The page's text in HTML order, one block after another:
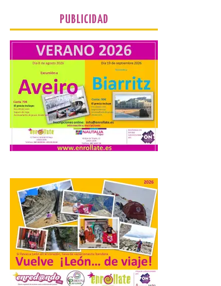
Protección Civil activa la
fase de Preemergencia en
Situación Operativa 1 del
Plan Estatal General de
Emergencias ante los
riesgos potenciales
asociados al eclipse
10 Ago 2026
agosto, que atravesará
España de oeste a este, y
que movilizará a varios millones de
personas para disfrutar de este
acontecimiento histórico. Algunas
comunidades autónomas ya han […]
El Ayuntamiento de
Segovia presenta “Música
para un eclipse”, un
PUBLICIDAD